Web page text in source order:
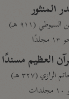
المنثور
(٩١١ هـ)
العظيم مسندًا
(٣٢٧ هـ)